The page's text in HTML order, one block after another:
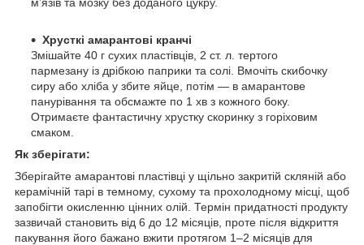
Хрусткі амарантові кранчі
Змішайте 40 г сухих пластівців, 2 ст. л. тертого
пармезану із дрібкою паприки та солі. Вмочіть скибочку
сиру або хліба у збите яйце, потім — в амарантове
панурівання та обсмажте по 1 хв з кожного боку.
Отримаєте фантастичну хрустку скоринку з горіховим
смаком.
Як зберігати:
Зберігайте амарантові пластівці у щільно закритій скляній або
керамічній тарі в темному, сухому та прохолодному місці, щоб
запобігти окисленню цінних олій. Термін придатності продукту
зазвичай становить від 6 до 12 місяців, проте після відкриття
пакування його бажано вжити протягом 1–2 місяців для